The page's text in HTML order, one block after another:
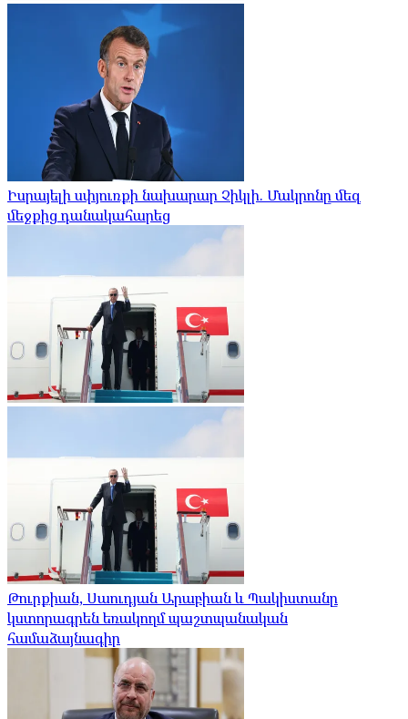
Իսրայելի սփյուռքի նախարար Չիկլի. Մակրոնը մեզ
մեջքից դանակահարեց
Թուրքիան, Սաուդյան Արաբիան և Պակիստանը
կստորագրեն եռակողմ պաշտպանական
համաձայնագիր